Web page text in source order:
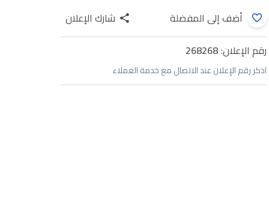
أضف إلى المفضلة
شارك الإعلان
رقم الإعلان:268268
اذكر رقم الإعلان عند الاتصال مع خدمة العملاء